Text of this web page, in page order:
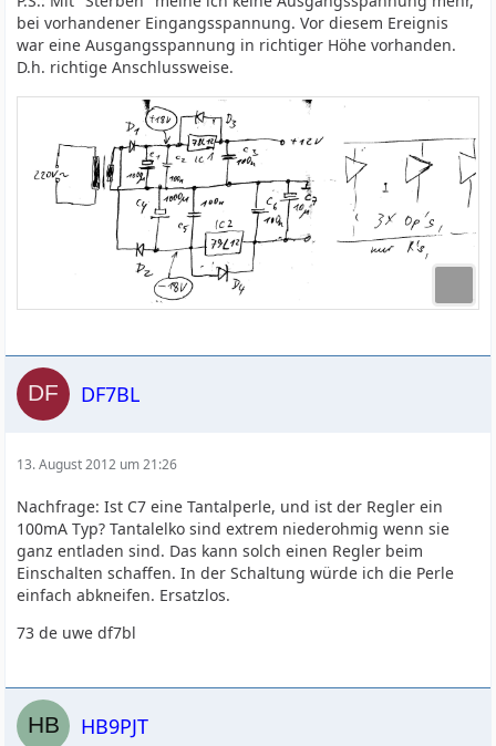
bei vorhandener Eingangsspannung. Vor diesem Ereignis
war eine Ausgangsspannung in richtiger Höhe vorhanden.
D.h. richtige Anschlussweise.
DF7BL
13. August 2012 um 21:26
Nachfrage: Ist C7 eine Tantalperle, und ist der Regler ein
100mA Typ? Tantalelko sind extrem niederohmig wenn sie
ganz entladen sind. Das kann solch einen Regler beim
Einschalten schaffen. In der Schaltung würde ich die Perle
einfach abkneifen. Ersatzlos.
73 de uwe df7bl
HB9PJT